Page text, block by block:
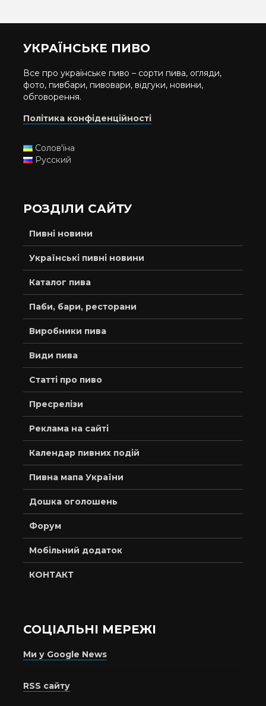
УКРАЇНСЬКЕ ПИВО
Все про українське пиво – сорти пива, огляди,
фото, пивбари, пивовари, відгуки, новини,
обговорення.
Політика конфіденційності
Солов'їна
Русский
РОЗДІЛИ САЙТУ
Пивні новини
Українські пивні новини
Каталог пива
Паби, бари, ресторани
Виробники пива
Види пива
Статті про пиво
Пресрелізи
Реклама на сайті
Календар пивних подій
Пивна мапа України
Дошка оголошень
Форум
Мобільний додаток
КОНТАКТ
СОЦІАЛЬНІ МЕРЕЖІ
Ми у Google News
RSS сайту